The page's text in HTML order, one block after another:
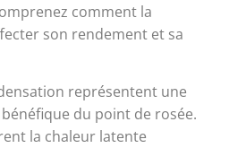
comment la
son rendement et sa
représentent une
du point de rosée.
la chaleur latente